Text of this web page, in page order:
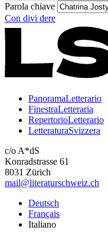
Parola chiave
Con divi dere
PanoramaLetterario
FinestraLetteraria
RepertorioLetterario
LetteraturaSvizzera
c/o A*dS
Konradstrasse 61
8031 Zürich
mail@literaturschweiz.ch
Deutsch
Français
Italiano